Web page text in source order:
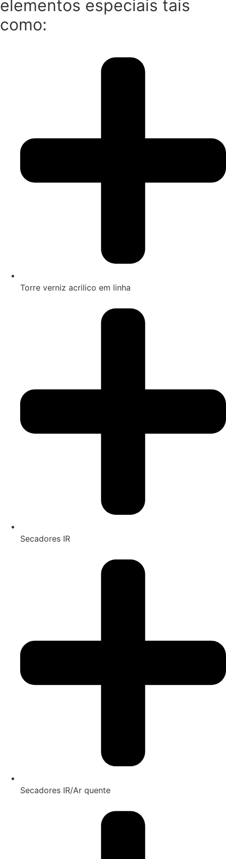
elementos especiais tais
como:
Torre verniz acrilico em linha
Secadores IR
Secadores IR/Ar quente